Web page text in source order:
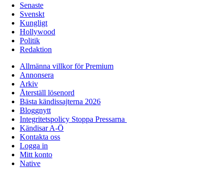
Senaste
Svenskt
Kungligt
Hollywood
Politik
Redaktion
Allmänna villkor för Premium
Annonsera
Arkiv
Återställ lösenord
Bästa kändissajterna 2026
Bloggnytt
Integritetspolicy Stoppa Pressarna
Kändisar A-Ö
Kontakta oss
Logga in
Mitt konto
Native